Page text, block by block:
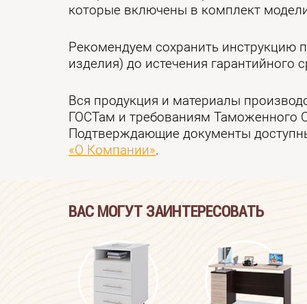
которые включены в комплект
Рекомендуем сохранить инструкцию
изделия) до истечения гарантийного
Вся продукция и материалы
ГОСТам и требованиям Таможенного
Подтверждающие документы
«О Компании».
ВАС МОГУТ ЗАИНТЕРЕСОВАТЬ